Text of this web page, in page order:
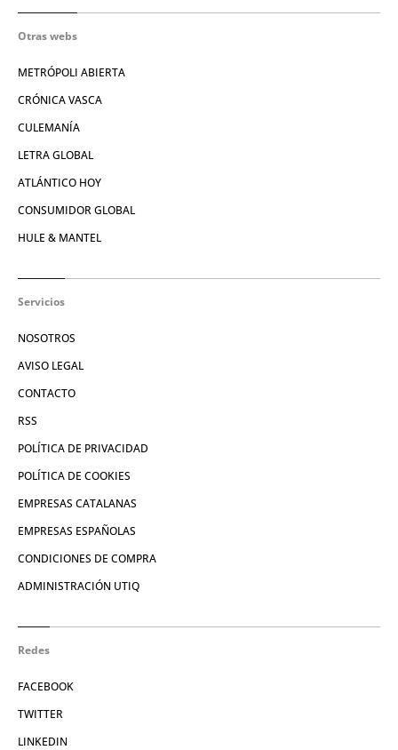
Otras webs
METRÓPOLI ABIERTA
CRÓNICA VASCA
CULEMANÍA
LETRA GLOBAL
ATLÁNTICO HOY
CONSUMIDOR GLOBAL
HULE & MANTEL
Servicios
NOSOTROS
AVISO LEGAL
CONTACTO
RSS
POLÍTICA DE PRIVACIDAD
POLÍTICA DE COOKIES
EMPRESAS CATALANAS
EMPRESAS ESPAÑOLAS
CONDICIONES DE COMPRA
ADMINISTRACIÓN UTIQ
Redes
FACEBOOK
TWITTER
LINKEDIN